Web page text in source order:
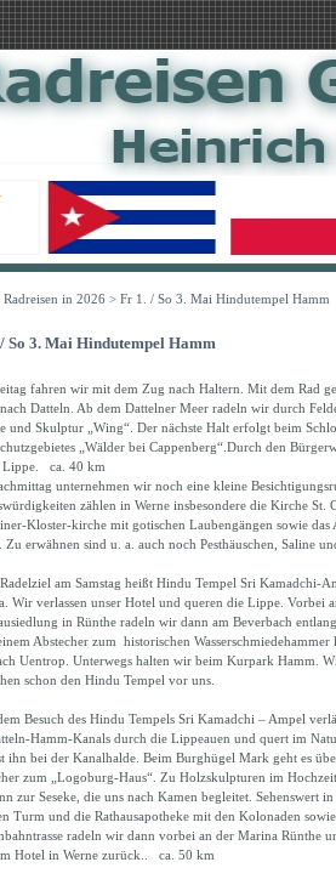
Radreisen in 2026 > Fr 1. / So 3. Mai Hindutempel Hamm
So 3. Mai Hindutempel Hamm
fahren wir mit dem Zug nach Haltern. Mit dem Rad
Datteln. Ab dem Dattelner Meer radeln wir durch
und Skulptur „Wing“. Der nächste Halt erfolgt beim
„Wälder bei Cappenberg“.Durch den
Lippe. ca. 40 km
unternehmen wir noch eine kleine
zählen in Werne insbesondere die Kirche St.
Kloster-kirche mit gotischen Laubengängen sowie das
Zu erwähnen sind u. a. auch noch Pesthäuschen, Saline
am Samstag heißt Hindu Tempel Sri Kamadchi-
Wir verlassen unser Hotel und queren die Lippe. Vorbei
in Rünthe radeln wir dann am Beverbach
Abstecher zum historischen
Uentrop. Unterwegs halten wir beim Kurpark Hamm.
schon den Hindu Tempel vor uns.
Besuch des Hindu Tempels Sri Kamadchi – Ampel
Hamm-Kanals durch die Lippeauen und quert im
ihn bei der Kanalhalde. Beim Burghügel Mark geht es
zum „Logoburg-Haus“. Zu Holzskulpturen im
zur Seseke, die uns nach Kamen begleitet. Sehenswert
Turm und die Rathausapotheke mit den Kolonaden
radeln wir dann vorbei an der Marina Rünthe
Hotel in Werne zurück.. ca. 50 km